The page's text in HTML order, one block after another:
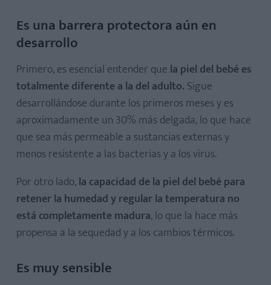
Es una barrera protectora aún en
desarrollo
Primero, es esencial entender que la piel del bebé es
totalmente diferente a la del adulto. Sigue
desarrollándose durante los primeros meses y es
aproximadamente un 30% más delgada, lo que hace
que sea más permeable a sustancias externas y
menos resistente a las bacterias y a los virus.
Por otro lado,la capacidad de la piel del bebé para
retener la humedad y regular la temperatura no
está completamente madura, lo que la hace más
propensa a la sequedad y a los cambios térmicos.
Es muy sensible